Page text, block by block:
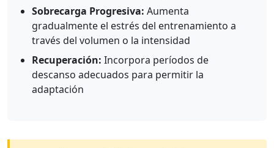
Sobrecarga Progresiva: Aumenta
gradualmente el estrés del entrenamiento a
través del volumen o la intensidad
Recuperación: Incorpora períodos de
descanso adecuados para permitir la
adaptación